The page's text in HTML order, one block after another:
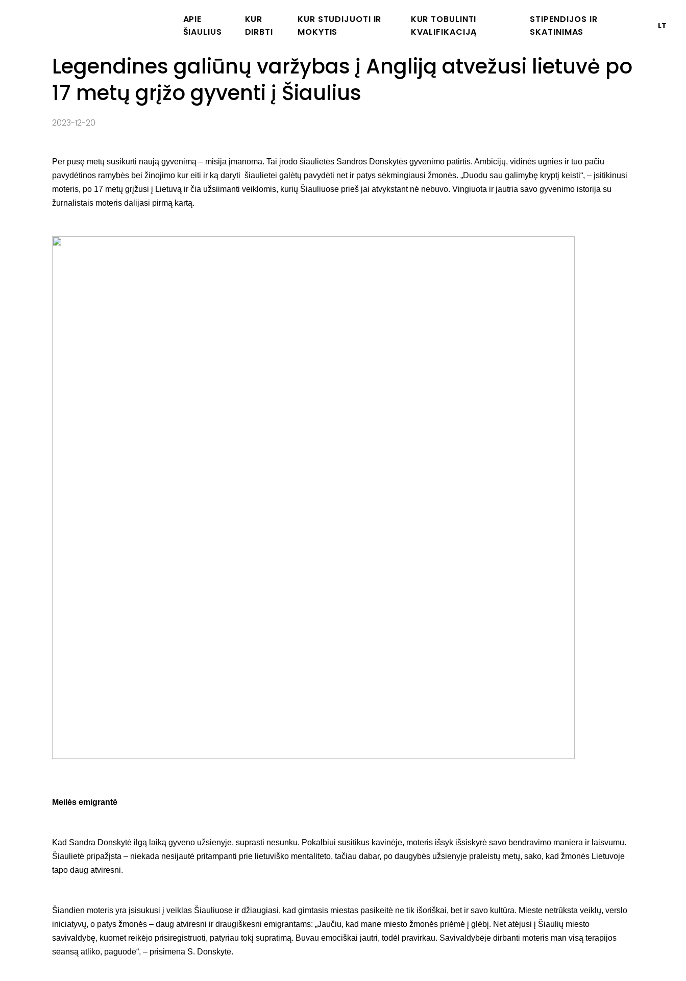
APIE
ŠIAULIUS
KUR
DIRBTI
KUR STUDIJUOTI IR
MOKYTIS
KUR TOBULINTI
KVALIFIKACIJĄ
STIPENDIJOS IR
SKATINIMAS
LT
Legendines galiūnų varžybas į Angliją atvežusi lietuvė po
17 metų grįžo gyventi į Šiaulius
2023-12-20
Per pusę metų susikurti naują gyvenimą – misija įmanoma. Tai įrodo šiaulietės Sandros Donskytės gyvenimo patirtis. Ambicijų, vidinės ugnies ir tuo pačiu
pavydėtinos ramybės bei žinojimo kur eiti ir ką daryti šiaulietei galėtų pavydėti net ir patys sėkmingiausi žmonės. „Duodu sau galimybę kryptį keisti“, – įsitikinusi
moteris, po 17 metų grįžusi į Lietuvą ir čia užsiimanti veiklomis, kurių Šiauliuose prieš jai atvykstant nė nebuvo. Vingiuota ir jautria savo gyvenimo istorija su
žurnalistais moteris dalijasi pirmą kartą.
Meilės emigrantė
Kad Sandra Donskytė ilgą laiką gyveno užsienyje, suprasti nesunku. Pokalbiui susitikus kavinėje, moteris išsyk išsiskyrė savo bendravimo maniera ir laisvumu.
Šiaulietė pripažįsta – niekada nesijautė pritampanti prie lietuviško mentaliteto, tačiau dabar, po daugybės užsienyje praleistų metų, sako, kad žmonės Lietuvoje
tapo daug atviresni.
Šiandien moteris yra įsisukusi į veiklas Šiauliuose ir džiaugiasi, kad gimtasis miestas pasikeitė ne tik išoriškai, bet ir savo kultūra. Mieste netrūksta veiklų, verslo
iniciatyvų, o patys žmonės – daug atviresni ir draugiškesni emigrantams: „Jaučiu, kad mane miesto žmonės priėmė į glėbį. Net atėjusi į Šiaulių miesto
savivaldybę, kuomet reikėjo prisiregistruoti, patyriau tokį supratimą. Buvau emociškai jautri, todėl pravirkau. Savivaldybėje dirbanti moteris man visą terapijos
seansą atliko, paguodė“, – prisimena S. Donskytė.